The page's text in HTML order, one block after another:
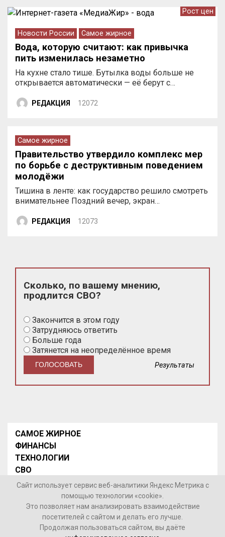
Рост цен
Новости России Самое жирное
Вода, которую считают: как привычка
пить изменилась незаметно
На кухне стало тише. Бутылка воды больше не
открывается автоматически — её берут с…
РЕДАКЦИЯ 12072
Самое жирное
Правительство утвердило комплекс мер
по борьбе с деструктивным поведением
молодёжи
Тишина в ленте: как государство решило смотреть
внимательнее Поздний вечер, экран…
РЕДАКЦИЯ 12073
Сколько, по вашему мнению,
продлится СВО?
Закончится в этом году
Затрудняюсь ответить
Больше года
Затянется на неопределённое время
Результаты
САМОЕ ЖИРНОЕ
ФИНАНСЫ
ТЕХНОЛОГИИ
СВО
НОВОСТИ В МИРЕ
НОВОСТИ РОССИИ
Контакты
© 2026 Интернет-газета «МедиаЖир» -Согласие
Сайт использует сервис веб-аналитики Яндекс Метрика с
помощью технологии «cookie».
Это позволяет нам анализировать взаимодействие
посетителей с сайтом и делать его лучше.
Продолжая пользоваться сайтом, вы даёте